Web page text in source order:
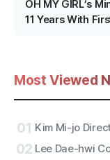
OH MY GIRL’s
11 Years With
Most Viewed
01
02